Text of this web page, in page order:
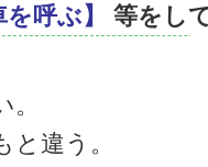
を呼ぶ】
等をし
違う。